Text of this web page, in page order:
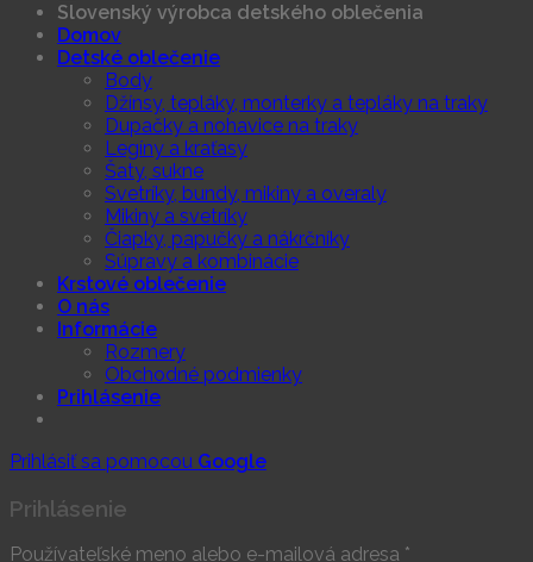
Slovenský výrobca detského oblečenia
Domov
Detské oblečenie
Body
Džínsy, tepláky, monterky a tepláky na traky
Dupačky a nohavice na traky
Legíny a kraťasy
Šaty, sukne
Svetríky, bundy, mikiny a overaly
Mikiny a svetríky
Čiapky, papučky a nákrčníky
Súpravy a kombinácie
Krstové oblečenie
O nás
Informácie
Rozmery
Obchodné podmienky
Prihlásenie
Prihlásiť sa pomocou Google
Prihlásenie
Používateľské meno alebo e-mailová adresa *